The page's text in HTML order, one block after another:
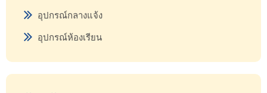
อุปกรณ์กลางแจ้ง
อุปกรณ์ห้องเรียน